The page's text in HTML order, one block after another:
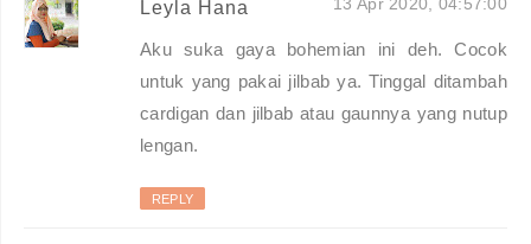
Leyla Hana
Aku suka gaya bohemian ini deh. Cocok
untuk yang pakai jilbab ya. Tinggal ditambah
cardigan dan jilbab atau gaunnya yang nutup
lengan.
REPLY